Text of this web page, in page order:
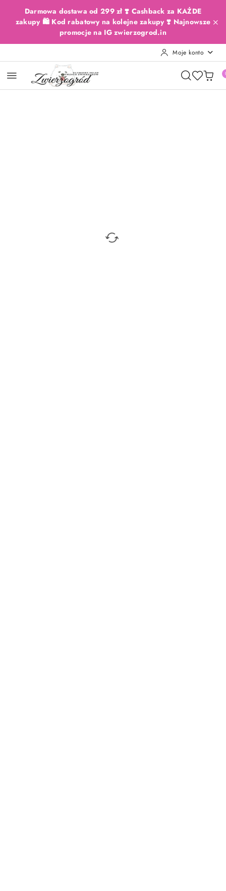
Przejdź do treści głównej
Przejdź do wyszukiwarki
Przejdź do moje konto
Przejdź do menu głównego
Przejdź do opisu produktu
Przejdź do stopki
Darmowa dostawa od 299 zł ❣️ Cashback za KAŻDE
zakupy 🛍️ Kod rabatowy na kolejne zakupy ❣️ Najnowsze
promocje na IG zwierzogrod.in
Moje konto